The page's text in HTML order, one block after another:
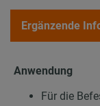
Ergänzende
Anwendung
Für die